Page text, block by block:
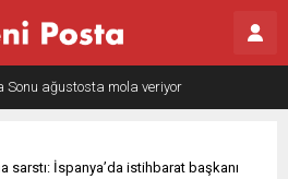
Teknokratik kontrol mü, kolonializm mi?
sarstı: İspanya’da istihbarat başkanı